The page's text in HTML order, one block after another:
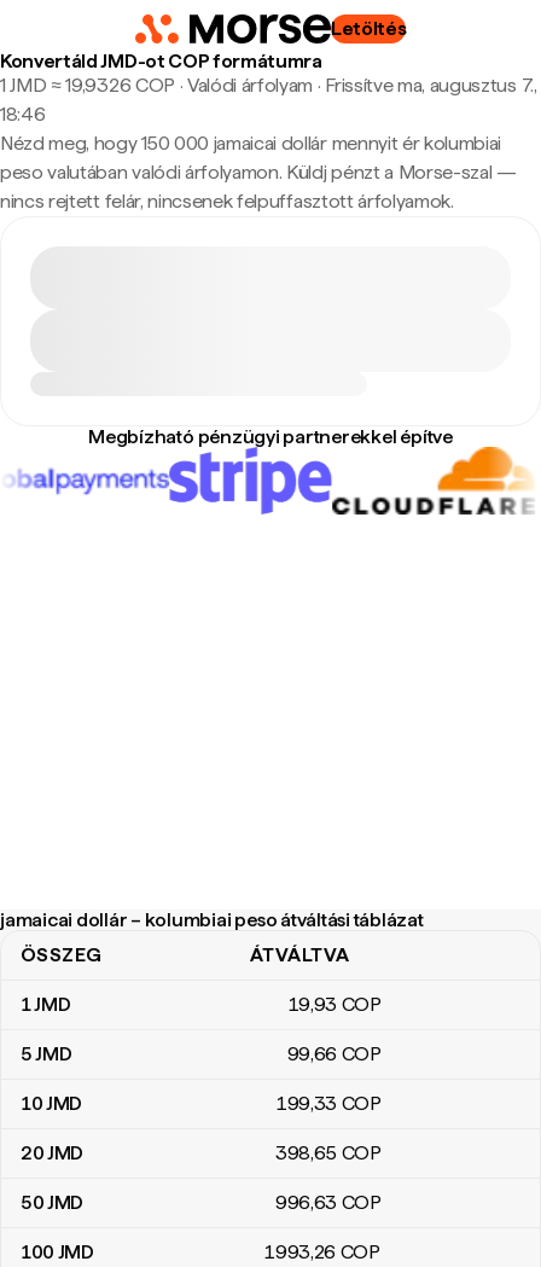
Letöltés
Konvertáld JMD-ot COP formátumra
1 JMD ≈ 19,9326 COP · Valódi árfolyam · Frissítve ma, augusztus 7.,
18:46
Nézd meg, hogy 150 000 jamaicai dollár mennyit ér kolumbiai
peso valutában valódi árfolyamon. Küldj pénzt a Morse-szal —
nincs rejtett felár, nincsenek felpuffasztott árfolyamok.
Megbízható pénzügyi partnerekkel építve
jamaicai dollár – kolumbiai peso átváltási táblázat
jamaicai dollár – kolumbiai peso átváltási táblázat
ÖSSZEG ÁTVÁLTVA
1JMD 19,93 COP
5JMD 99,66 COP
10JMD 199,33 COP
20JMD 398,65 COP
50JMD 996,63 COP
100 JMD 1993,26 COP